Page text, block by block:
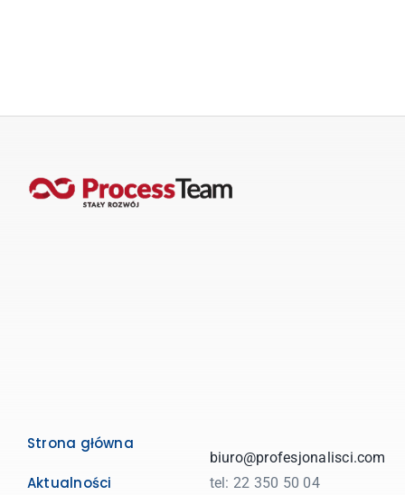
Strona główna
Aktualności
biuro@profesjonalisci.com
tel: 22 350 50 04